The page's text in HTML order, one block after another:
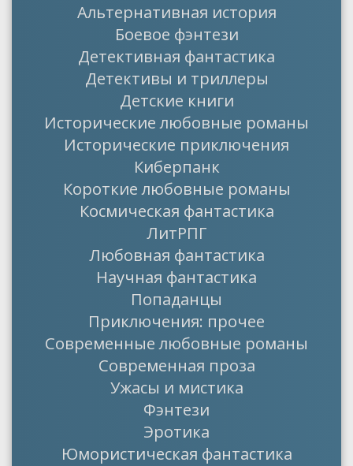
Альтернативная история
Боевое фэнтези
Детективная фантастика
Детективы и триллеры
Детские книги
Исторические любовные романы
Исторические приключения
Киберпанк
Короткие любовные романы
Космическая фантастика
ЛитРПГ
Любовная фантастика
Научная фантастика
Попаданцы
Приключения: прочее
Современные любовные романы
Современная проза
Ужасы и мистика
Фэнтези
Эротика
Юмористическая фантастика